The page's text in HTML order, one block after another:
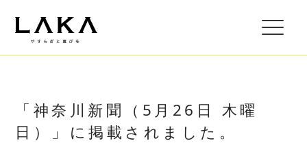
「神奈川新聞（5月26日 木曜
日）」に掲載されました。